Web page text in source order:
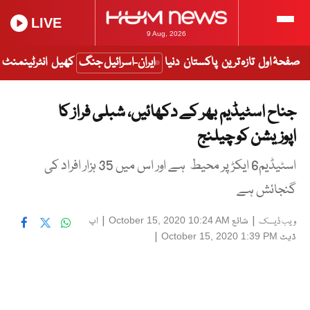
9 Aug, 2026
LIVE
صفحۂ اول تازہ ترین پاکستان دنیا ایران-اسرائیل جنگ کھیل انٹرٹینمنٹ
جناح اسٹیڈیم بھر کے دکھائیں، شبلی فراز کا
اپوزیشن کو چیلنج
اسٹیڈیم6 ایکڑ پر محیط ہے اور اس میں 35 ہزار افراد کی
گنجائش ہے
ویب ڈیسک | شائع October 15, 2020 10:24 AM
| اپ
ڈیٹ October 15, 2020 1:39 PM
|